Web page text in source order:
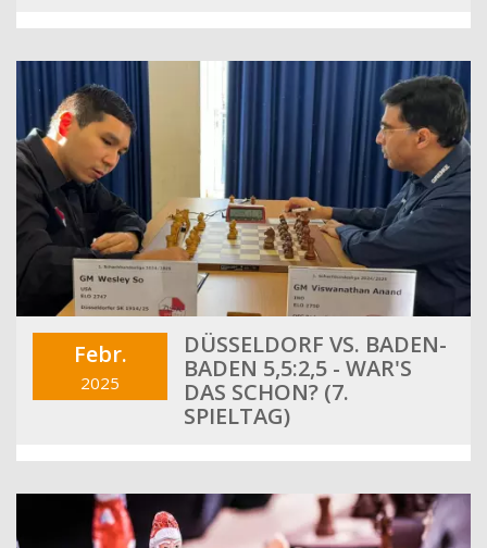
Febr.
2025
DÜSSELDORF VS. BADEN-
BADEN 5,5:2,5 - WAR'S
DAS SCHON? (7.
SPIELTAG)